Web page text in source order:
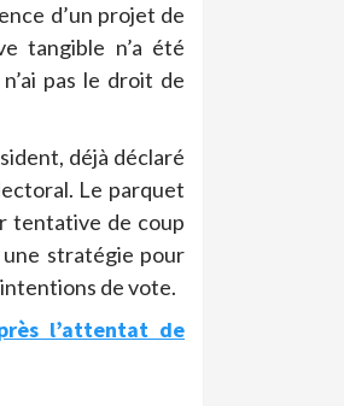
d’un projet de
tangible n’a été
pas le droit de
déjà déclaré
Le parquet
tentative de coup
une stratégie pour
de vote.
l’attentat de